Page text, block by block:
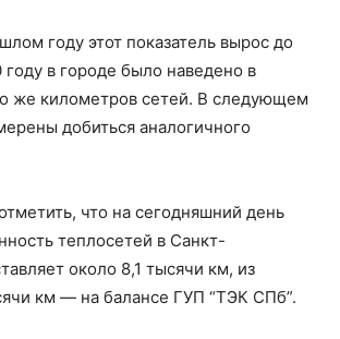
году этот показатель вырос до
году в городе было наведено в
же километров сетей. В следующем
добиться аналогичного
что на сегодняшний день
теплосетей в Санкт-
около 8,1 тысячи км, из
км — на балансе ГУП “ТЭК СПб”.